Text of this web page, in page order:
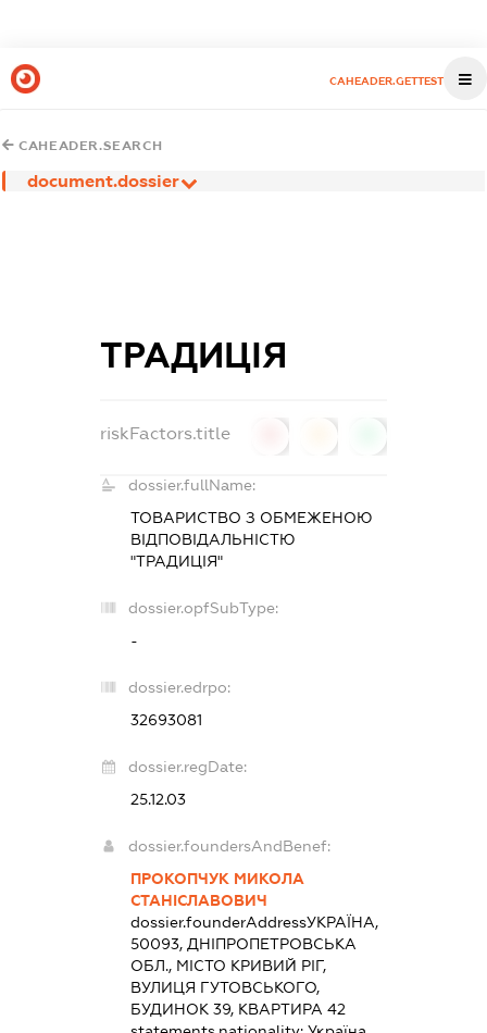
CAHEADER.GETTEST
CAHEADER.SEARCH
document.dossier
ТРАДИЦІЯ
riskFactors.title
dossier.fullName:
ТОВАРИСТВО З ОБМЕЖЕНОЮ
ВІДПОВІДАЛЬНІСТЮ
"ТРАДИЦІЯ"
dossier.opfSubType:
-
dossier.edrpo:
32693081
dossier.regDate:
25.12.03
dossier.foundersAndBenef:
ПРОКОПЧУК МИКОЛА
СТАНІСЛАВОВИЧ
dossier.founderAddressУКРАЇНА,
50093, ДНІПРОПЕТРОВСЬКА
ОБЛ., МІСТО КРИВИЙ РІГ,
ВУЛИЦЯ ГУТОВСЬКОГО,
БУДИНОК 39, КВАРТИРА 42